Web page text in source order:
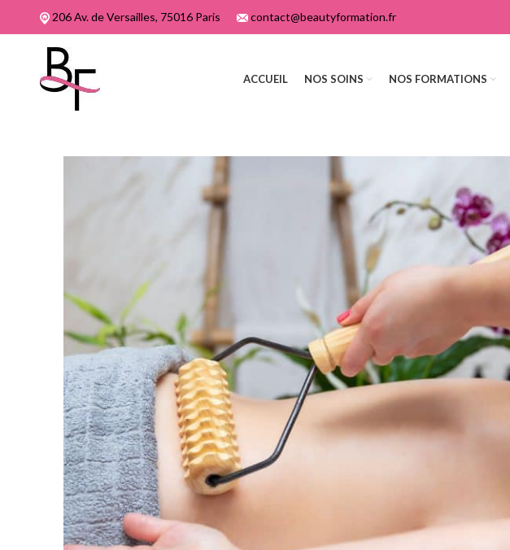
206 Av. de Versailles, 75016 Paris contact@beautyformation.fr
ACCUEIL NOS SOINS NOS FORMATIONS